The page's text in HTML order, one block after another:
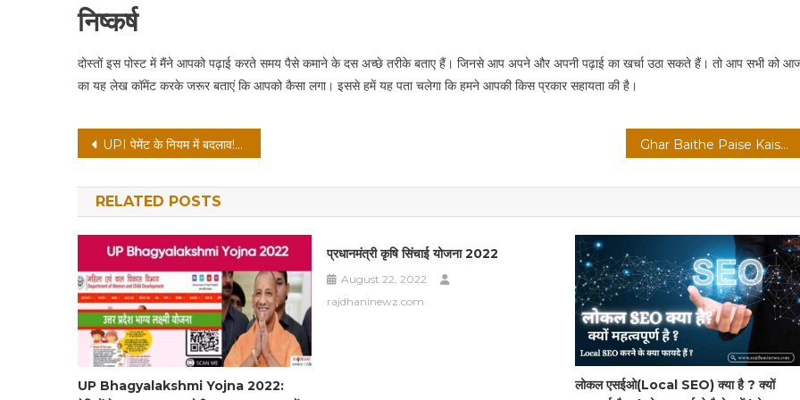
निष्कर्ष
दोस्तों इस पोस्ट में मैंने आपको पढ़ाई करते समय पैसे कमाने के दस अच्छे तरीके बताए हैं। जिनसे आप अपने और अपनी पढ़ाई का खर्चा उठा सकते हैं। तो आप सभी को
का यह लेख कॉमेंट करके जरूर बताएं कि आपको कैसा लगा। इससे हमें यह पता चलेगा कि हमने आपकी किस प्रकार सहायता की है।
Post
navigation
UPI पेमेंट के नियम में बदलाव! अब पेमेंट करने में लगेगा और अधिक समय Ghar Baithe Paise Kaise Kamaye इन 10 बेहतरीन तरीकों से
RELATED POSTS
UP Bhagyalakshmi Yojna 2022:
प्रधानमंत्री कृषि सिंचाई योजना 2022
August 22, 2022
rajdhaninewz.com
लोकल एसईओ(Local SEO) क्या है ? क्यों